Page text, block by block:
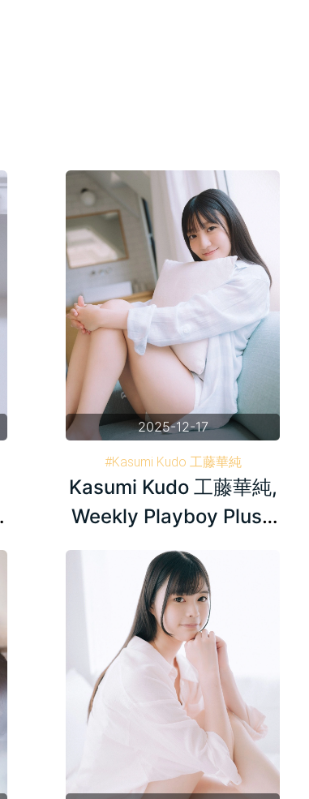
2025-12-17
#Kasumi Kudo 工藤華純
#Weekly Playboy 週刊プレイボーイ
#AKB48
Kasumi Kudo 工藤華純,
Weekly Playboy Plus+
2024.08.15